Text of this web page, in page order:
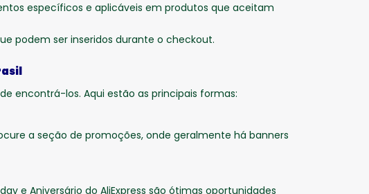
específicos e aplicáveis em produtos que aceitam
podem ser inseridos durante o checkout.
encontrá-los. Aqui estão as principais formas:
a seção de promoções, onde geralmente há banners
e Aniversário do AliExpress são ótimas oportunidades